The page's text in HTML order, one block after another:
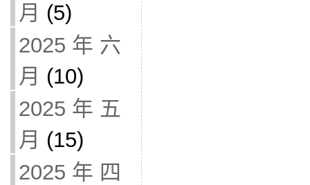
月 (5)
2025 年 六
月 (10)
2025 年 五
月 (15)
2025 年 四